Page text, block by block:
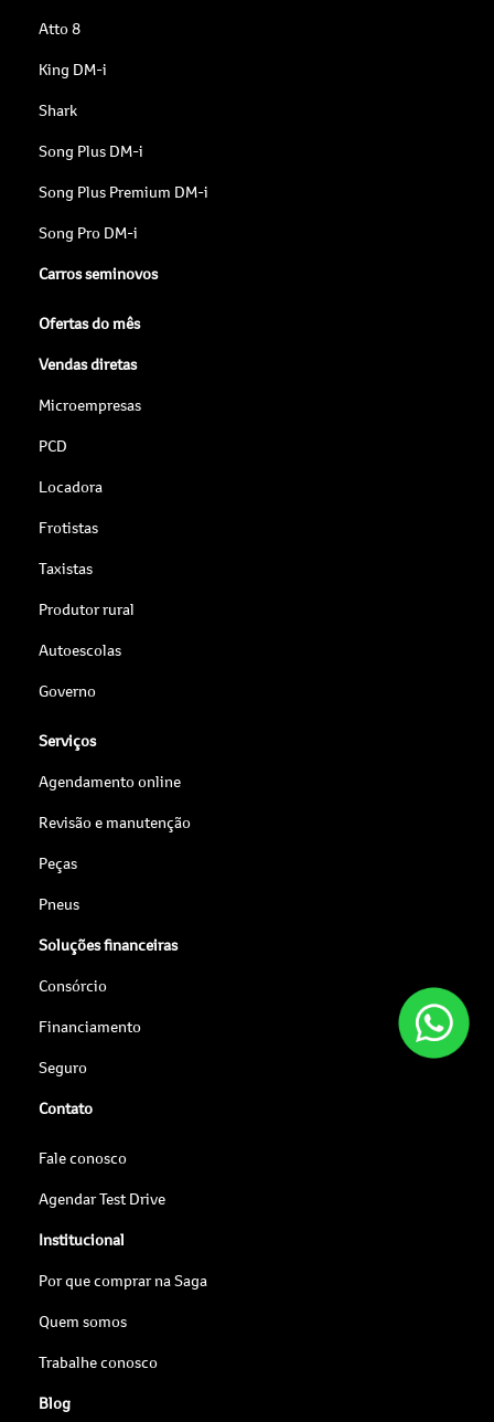
Atto 8
King DM-i
Shark
Song Plus DM-i
Song Plus Premium DM-i
Song Pro DM-i
Carros seminovos
Ofertas do mês
Vendas diretas
Microempresas
PCD
Locadora
Frotistas
Taxistas
Produtor rural
Autoescolas
Governo
Serviços
Agendamento online
Revisão e manutenção
Peças
Pneus
Soluções financeiras
Consórcio
Financiamento
Seguro
Contato
Fale conosco
Agendar Test Drive
Institucional
Por que comprar na Saga
Quem somos
Trabalhe conosco
Blog